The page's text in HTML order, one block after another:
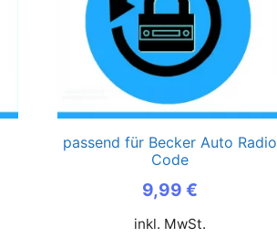
passend für Becker Auto Radio
Code
9,99 €
inkl. MwSt.